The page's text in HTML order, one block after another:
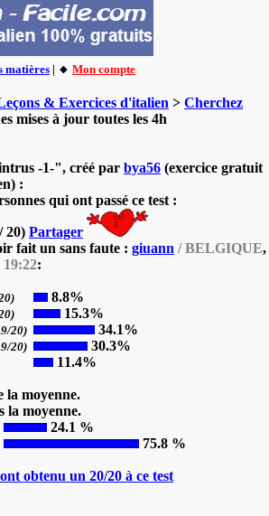
matières | 🔸 Mon compte
& Exercices d'italien > Cherchez
mises à jour toutes les 4h
-1-", créé par bya56 (exercice gratuit
:
qui ont passé ce test :
/ 20) Partager
fait un sans faute : giuann / BELGIQUE,
:
8.8%
15.3%
20) 34.1%
20) 30.3%
11.4%
la moyenne.
la moyenne.
24.1 %
75.8 %
obtenu un 20/20 à ce test